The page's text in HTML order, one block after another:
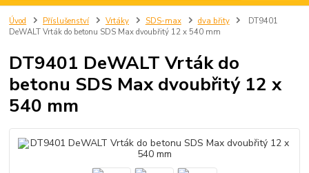
Úvod Příslušenství Vrtáky SDS-max dva břity
DT9401
DeWALT Vrták do betonu SDS Max dvoubřitý 12 x 540 mm
DT9401 DeWALT Vrták do
betonu SDS Max dvoubřitý 12 x
540 mm